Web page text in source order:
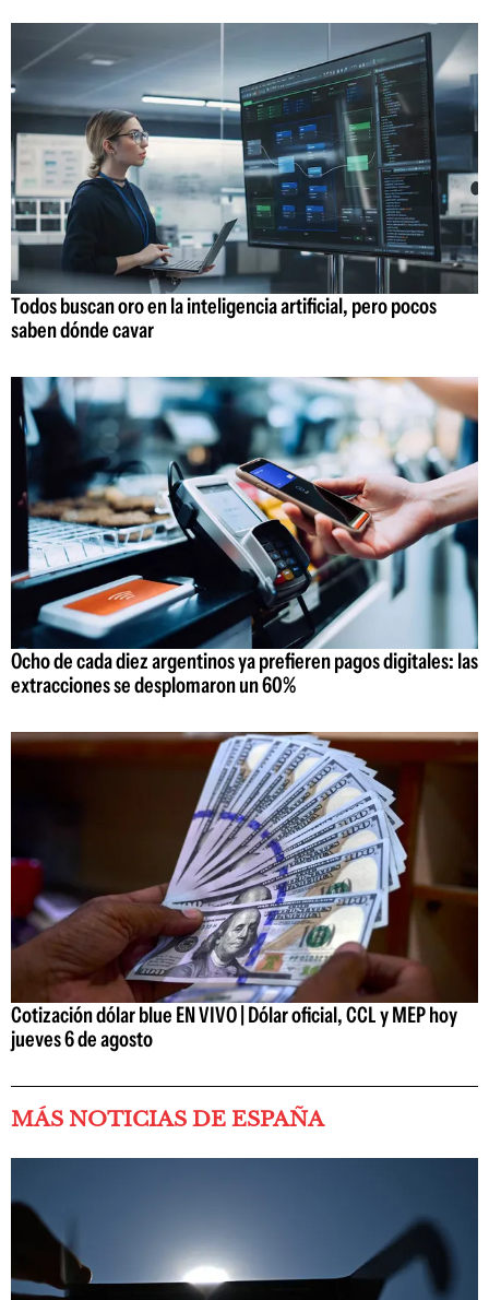
Todos buscan oro en la inteligencia artificial, pero pocos
saben dónde cavar
Ocho de cada diez argentinos ya prefieren pagos digitales: las
extracciones se desplomaron un 60%
Cotización dólar blue EN VIVO | Dólar oficial, CCL y MEP hoy
jueves 6 de agosto
MÁS NOTICIAS DE ESPAÑA